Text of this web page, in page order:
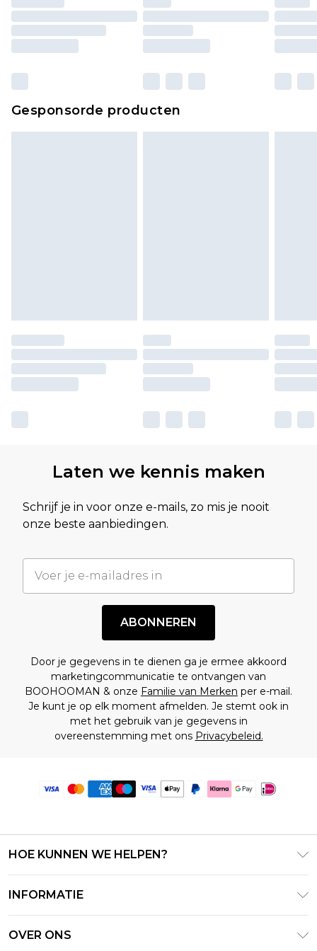
matrassen, toppers en kussens, moeten
ongebruikt zijn en in de originele, ongeopende
wettelijke rechten.
bekijken.
Gesponsorde producten
Laten we kennis maken
Schrijf je in voor onze e-mails, zo mis je nooit
onze beste aanbiedingen.
ABONNEREN
Door je gegevens in te dienen ga je ermee akkoord
marketingcommunicatie te ontvangen van
BOOHOOMAN & onze Familie van Merken per e-mail.
Je kunt je op elk moment afmelden. Je stemt ook in
met het gebruik van je gegevens in
overeenstemming met ons Privacybeleid.
HOE KUNNEN WE HELPEN?
Retourneer uw bestelling
INFORMATIE
OVER ONS